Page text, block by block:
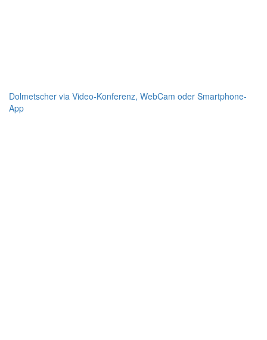
Dolmetscher via Video-Konferenz, WebCam oder Smartphone-
App